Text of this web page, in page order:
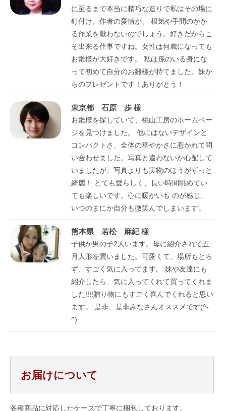
に至るまで本当に精巧な造りで私はその場に
釘付け。作者の愛情が、 根気や手間のかか
る作業を厭わないのでしょう。好きだからこ
そ出来る仕事ですね。女性は何歳になっても
お雛様が大好きです。 私は孫のいる身にな
って初めて自分のお雛様が持てました。妹か
らのプレゼントです！ありがとう！
東京都 石原 歩 様
お雛様を探していて、桃山工房のホームペー
ジを見つけました。 他にはないデザインと
コンパクトさ、全体の華やかさに惹かれて問
い合わせました。写真と違わないか心配して
いましたが、写真よりも実物のほうがずっと
綺麗！ とても愛らしく、長い時間眺めてい
ても楽しいです。心に暖かいも のが感じ、
いつのまにか自分も微笑んでしまいます。
熊本県 若松 麻紀 様
子供が男の子2人います。母に紹介されて五
月人形を買いました。可愛くて、場所もとら
ず、すごく気に入ってます。 妹や友達にも
紹介したら、気に入ってくれて買ってくれま
した!!!!贈り物にもすごく喜んでくれると思い
ます。 是非、是非みなさんオススメです(^-
^)
お届けについて
各種商品に対応したケースで丁寧に梱包しております。